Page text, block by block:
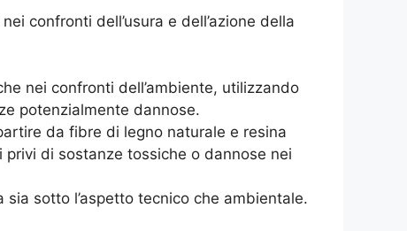
confronti dell’usura e dell’azione della
nei confronti dell’ambiente, utilizzando
potenzialmente dannose.
da fibre di legno naturale e resina
di sostanze tossiche o dannose nei
sotto l’aspetto tecnico che ambientale.